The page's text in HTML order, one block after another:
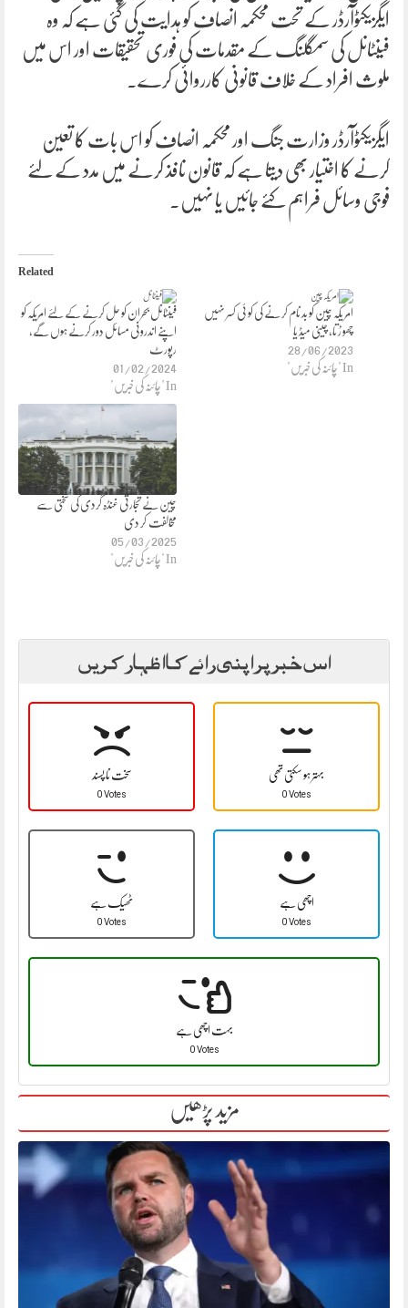
ایگزیکٹوآرڈر کے تحت محکمہ انصاف کو ہدایت کی گئی ہے کہ وہ
فینٹانل کی سمگلنگ کے مقدمات کی فوری تحقیقات اور اس میں
ملوث افراد کے خلاف قانونی کارروائی کرے۔
ایگزیکٹوآرڈر وزارت جنگ اور محکمہ انصاف کو اس بات کا تعین
کرنے کا اختیار بھی دیتا ہے کہ قانون نافذ کرنے میں مدد کے لئے
فوجی وسائل فراہم کئے جائیں یا نہیں۔
Related
فینٹانل بحران کو حل کرنے کے لئے امریکہ کو
اپنے اندرونی مسائل دور کرنے ہوں گے،
رپورٹ
01/02/2024
In "چائنہ کی خبریں"
امر یکہ چین کو بد نام کر نے کی کو ئی کسر نہیں
چھو ڑ تا، چینی میڈ یا
28/06/2023
In "چائنہ کی خبریں"
چین نے تجارتی غنڈہ گردی کی سختی سے
مخالفت کر دی
05/03/2025
In "چائنہ کی خبریں"
اس خبر پر اپنی رائے کا اظہار کریں
سخت نا پسند
0 Votes
بہتر ہو سکتی تھی
0 Votes
ٹھیک ہے
0 Votes
اچھی ہے
0 Votes
بہت اچھی ہے
0 Votes
مزید پڑھیں